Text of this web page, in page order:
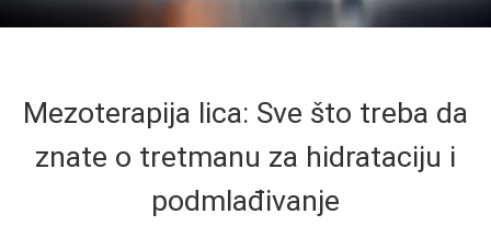
Mezoterapija lica: Sve što treba da
znate o tretmanu za hidrataciju i
podmlađivanje